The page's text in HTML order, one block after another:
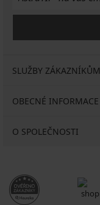
SLUŽBY ZÁKAZNÍKŮM
OBECNÉ INFORMACE
O SPOLEČNOSTI